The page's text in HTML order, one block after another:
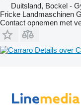
Duitsland, Bockel -
Fricke Landmaschinen
Contact opnemen met
Details over